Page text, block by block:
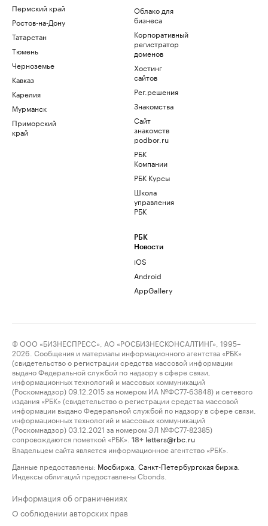
Пермский край
Ростов-на-Дону
Татарстан
Тюмень
Черноземье
Кавказ
Карелия
Мурманск
Приморский
край
Облако для
бизнеса
Корпоративный
регистратор
доменов
Хостинг
сайтов
Рег.решения
Знакомства
Сайт
знакомств
podbor.ru
РБК
Компании
РБК Курсы
Школа
управления
РБК
РБК
Новости
iOS
Android
AppGallery
© ООО «БИЗНЕСПРЕСС», АО «РОСБИЗНЕСКОНСАЛТИНГ», 1995–
2026. Сообщения и материалы информационного агентства «РБК»
(свидетельство о регистрации средства массовой информации
выдано Федеральной службой по надзору в сфере связи,
информационных технологий и массовых коммуникаций
(Роскомнадзор) 09.12.2015 за номером ИА №ФС77-63848) и сетевого
издания «РБК» (свидетельство о регистрации средства массовой
информации выдано Федеральной службой по надзору в сфере связи,
информационных технологий и массовых коммуникаций
(Роскомнадзор) 03.12.2021 за номером ЭЛ №ФС77-82385)
сопровождаются пометкой «РБК».
18+ letters@rbc.ru
Владельцем сайта является информационное агентство «РБК».
Данные предоставлены: Мосбиржа Санкт-Петербургская биржа
Индексы облигаций предоставлены Cbonds.
Информация об ограничениях
О соблюдении авторских прав